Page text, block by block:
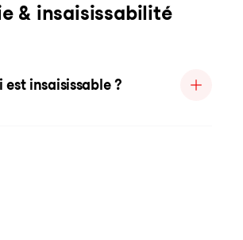
& insaisissabilité
insaisissable ?